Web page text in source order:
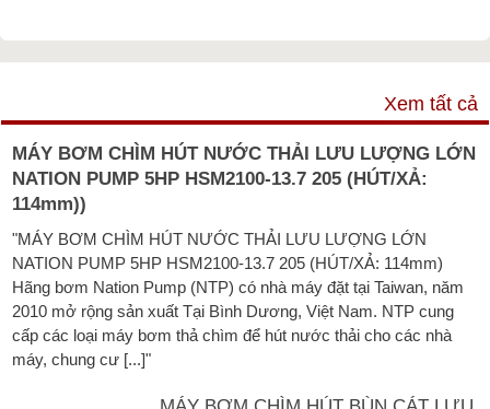
Xem tất cả
MÁY BƠM CHÌM HÚT NƯỚC THẢI LƯU LƯỢNG LỚN
NATION PUMP 5HP HSM2100-13.7 205 (HÚT/XẢ:
114mm))
"MÁY BƠM CHÌM HÚT NƯỚC THẢI LƯU LƯỢNG LỚN
NATION PUMP 5HP HSM2100-13.7 205 (HÚT/XẢ: 114mm)
Hãng bơm Nation Pump (NTP) có nhà máy đặt tại Taiwan, năm
2010 mở rộng sản xuất Tại Bình Dương, Việt Nam. NTP cung
cấp các loại máy bơm thả chìm để hút nước thải cho các nhà
máy, chung cư [...]"